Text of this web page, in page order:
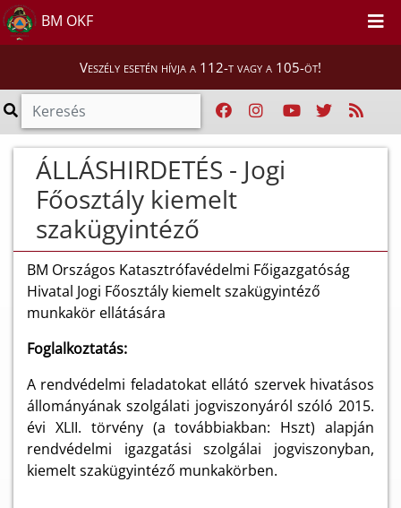
BM OKF
Veszély esetén hívja a 112-t vagy a 105-öt!
ÁLLÁSHIRDETÉS - Jogi
Főosztály kiemelt
szakügyintéző
BM Országos Katasztrófavédelmi Főigazgatóság
Hivatal Jogi Főosztály kiemelt szakügyintéző
munkakör ellátására
Foglalkoztatás:
A rendvédelmi feladatokat ellátó szervek hivatásos
állományának szolgálati jogviszonyáról szóló 2015.
évi XLII. törvény (a továbbiakban: Hszt) alapján
rendvédelmi igazgatási szolgálai jogviszonyban,
kiemelt szakügyintéző munkakörben.